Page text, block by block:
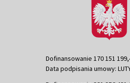
Dofinansowanie 170 151
Data podpisania umowy: